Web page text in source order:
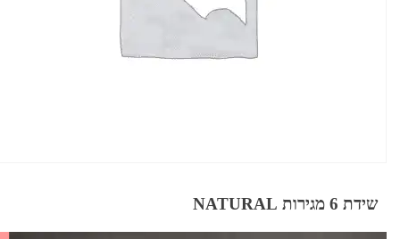
שידת 6 מגירות NATURAL